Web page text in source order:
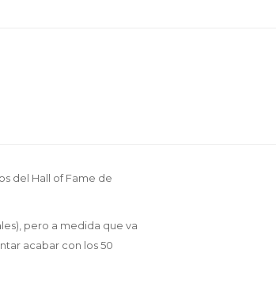
del Hall of Fame de
pero a medida que va
acabar con los 50